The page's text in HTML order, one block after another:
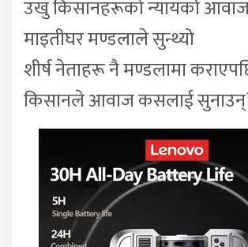
उखु किसानहरूको न्यायको
माइतीघर मण्डलाले सुन्थ्यो
शीर्ष नेताहरू नै मण्डलामा
किसानले आवाज कसलाई